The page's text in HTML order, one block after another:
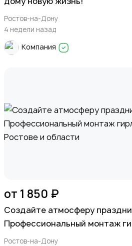
Ростов-на-Дону
4 недели назад
Компания
от 1 850 ₽
Создайте атмосферу
Профессиональный монтаж
Ростове и области
Ростов-на-Дону